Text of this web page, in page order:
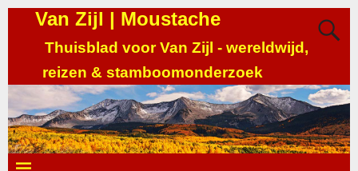
Van Zijl | Moustache
Thuisblad voor Van Zijl - wereldwijd,
reizen & stamboomonderzoek